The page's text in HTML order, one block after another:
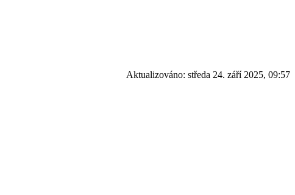
Aktualizováno: středa 24. září 2025, 09:57